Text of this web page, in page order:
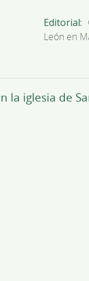
Editorial
León en
iglesia de